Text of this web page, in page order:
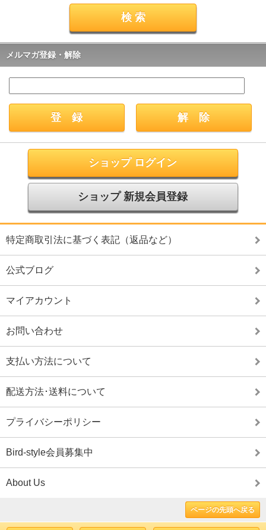
メルマガ登録・解除
ショップ ログイン
ショップ 新規会員登録
特定商取引法に基づく表記（返品など）
公式ブログ
マイアカウント
お問い合わせ
支払い方法について
配送方法･送料について
プライバシーポリシー
Bird-style会員募集中
About Us
ページの先頭へ戻る